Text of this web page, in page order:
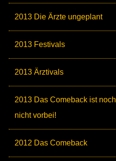
2013 Die Ärzte ungeplant
2013 Festivals
2013 Ärztivals
2013 Das Comeback ist noch
nicht vorbei!
2012 Das Comeback